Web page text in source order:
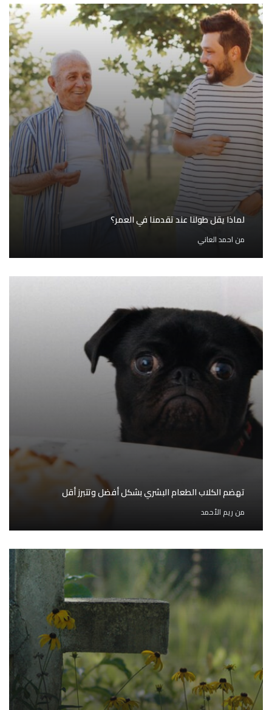
لماذا يقل طولنا عند تقدمنا في العمر؟
من احمد العاني
تهضم الكلاب الطعام البشري بشكل أفضل وتتبرز أقل
من ريم الأحمد